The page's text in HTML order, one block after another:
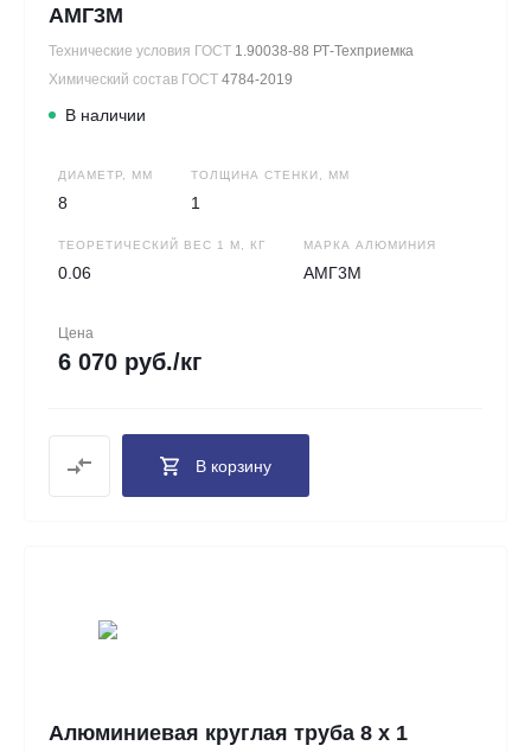
АМГ3М
Технические условия ГОСТ 1.90038-88 РТ-Техприемка
Химический состав ГОСТ 4784-2019
В наличии
ДИАМЕТР, ММ
8
ТОЛЩИНА СТЕНКИ, ММ
1
ТЕОРЕТИЧЕСКИЙ ВЕС 1 М, КГ
0.06
МАРКА АЛЮМИНИЯ
АМГ3М
Цена
6 070 руб./кг
В корзину
Алюминиевая круглая труба 8 х 1